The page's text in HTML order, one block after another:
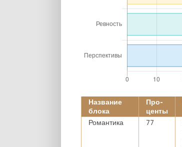
Название
блока
Про-
центы
Романтика 77